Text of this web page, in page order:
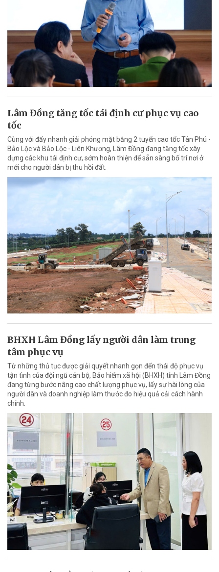
Lâm Đồng tăng tốc tái định cư phục vụ cao
tốc
Cùng với đẩy nhanh giải phóng mặt bằng 2 tuyến cao tốc Tân Phú -
Bảo Lộc và Bảo Lộc - Liên Khương, Lâm Đồng đang tăng tốc xây
dựng các khu tái định cư, sớm hoàn thiện để sẵn sàng bố trí nơi ở
mới cho người dân bị thu hồi đất.
BHXH Lâm Đồng lấy người dân làm trung
tâm phục vụ
Từ những thủ tục được giải quyết nhanh gọn đến thái độ phục vụ
tận tình của đội ngũ cán bộ, Bảo hiểm xã hội (BHXH) tỉnh Lâm Đồng
đang từng bước nâng cao chất lượng phục vụ, lấy sự hài lòng của
người dân và doanh nghiệp làm thước đo hiệu quả cải cách hành
chính.